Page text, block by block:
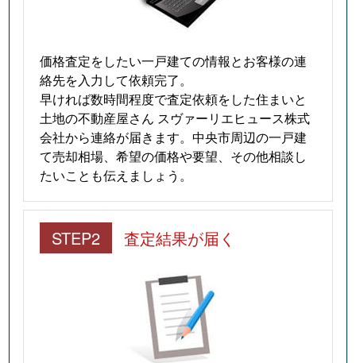
価格査定をしたい一戸建ての情報とお客様の連
絡先を入力して依頼完了。
早ければ数時間程度で査定依頼をした住まいと
土地の不動産屋さん スヴァーリエヒュース株式
会社から連絡が届きます。中央市周辺の一戸建
て売却相場、希望の価格や要望、その他相談し
たいことも伝えましょう。
STEP2 査定結果が届く